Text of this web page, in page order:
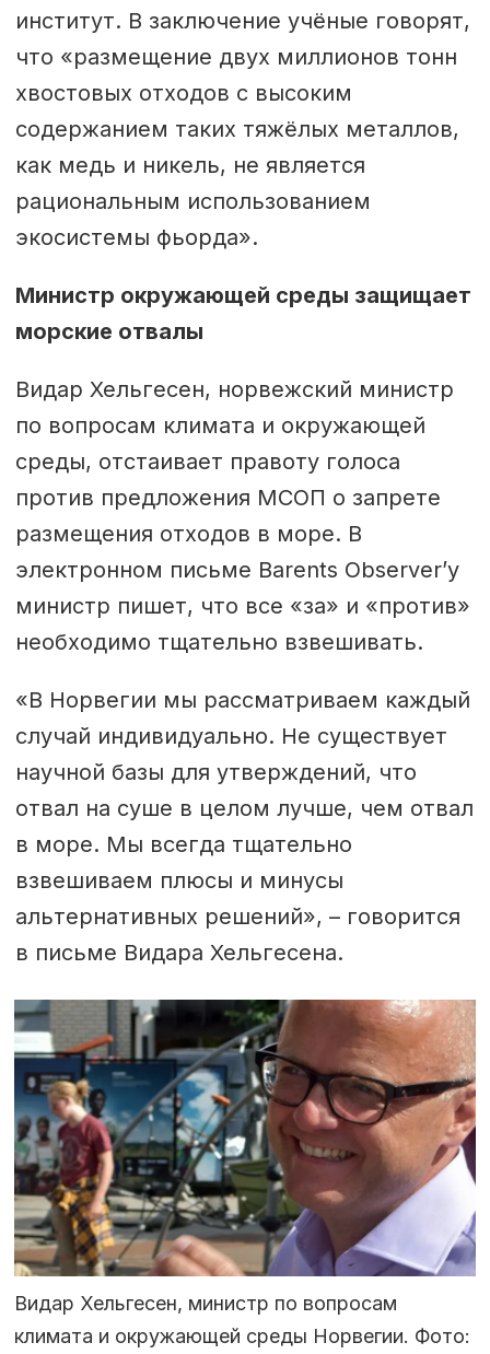
институт. В заключение учёные говорят,
что «размещение двух миллионов тонн
хвостовых отходов с высоким
содержанием таких тяжёлых металлов,
как медь и никель, не является
рациональным использованием
экосистемы фьорда».
Министр окружающей среды защищает
морские отвалы
Видар Хельгесен, норвежский министр
по вопросам климата и окружающей
среды, отстаивает правоту голоса
против предложения МСОП о запрете
размещения отходов в море. В
электронном письме Barents Observer’у
министр пишет, что все «за» и «против»
необходимо тщательно взвешивать.
«В Норвегии мы рассматриваем каждый
случай индивидуально. Не существует
научной базы для утверждений, что
отвал на суше в целом лучше, чем отвал
в море. Мы всегда тщательно
взвешиваем плюсы и минусы
альтернативных решений», – говорится
в письме Видара Хельгесена.
Видар Хельгесен, министр по вопросам
климата и окружающей среды Норвегии. Фото: